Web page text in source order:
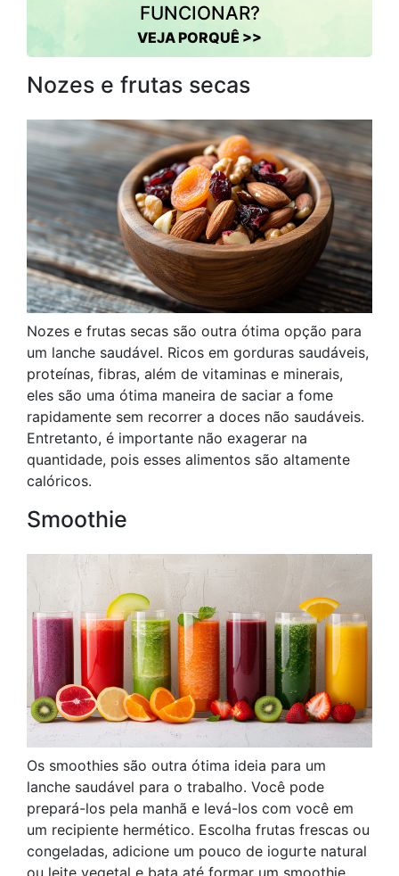
FUNCIONAR?
VEJA PORQUÊ >>
Nozes e frutas secas
Nozes e frutas secas são outra ótima opção para
um lanche saudável. Ricos em gorduras saudáveis,
proteínas, fibras, além de vitaminas e minerais,
eles são uma ótima maneira de saciar a fome
rapidamente sem recorrer a doces não saudáveis.
Entretanto, é importante não exagerar na
quantidade, pois esses alimentos são altamente
calóricos.
Smoothie
Os smoothies são outra ótima ideia para um
lanche saudável para o trabalho. Você pode
prepará-los pela manhã e levá-los com você em
um recipiente hermético. Escolha frutas frescas ou
congeladas, adicione um pouco de iogurte natural